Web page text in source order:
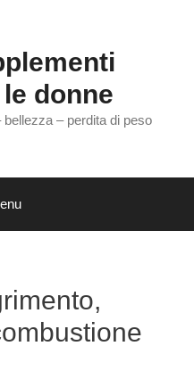
donne
bellezza – perdita di peso